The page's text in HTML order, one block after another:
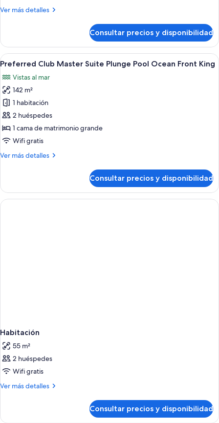
Master
View
King
Ver más detalles
Más
Club
Bungalow
Master
Pool
View
King
Consultar precios y disponibilidad
Abrir
todas
las
fotos
de
Preferred
Club
Master
Plunge
Front
King
Un dormitorio con una cama
10
Preferred Club Master Suite Plunge Pool Ocean Front King
Vistas al mar
142 m²
1 habitación
2 huéspedes
1 cama de matrimonio grande
Wifi gratis
Ver más detalles
Más
Club
Master
Suite
Consultar precios y disponibilidad
Habitación
55 m²
2 huéspedes
Wifi gratis
Ver más detalles
Más
Consultar precios y disponibilidad